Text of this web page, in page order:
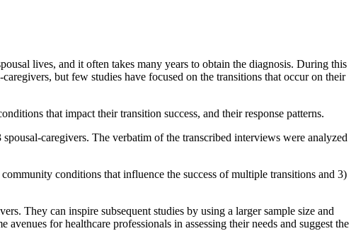
lives, and it often takes many years to obtain the diagnosis. During this
but few studies have focused on the transitions that occur on their
that impact their transition success, and their response patterns.
caregivers. The verbatim of the transcribed interviews were analyzed
conditions that influence the success of multiple transitions and 3)
They can inspire subsequent studies by using a larger sample size and
for healthcare professionals in assessing their needs and suggest the